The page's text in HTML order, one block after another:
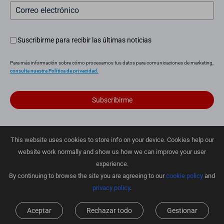
Suscribirme para recibir las últimas noticias
Para más información sobre cómo procesamos tus datos para comunicaciones de marketing,
consulta nuestra Política de privacidad.
Subscribirme
Política de privacidad|Política de cookies|Cookies Preferences
Condiciones de venta|Garantía limitada|Política de Entrega
Derechos de autor © 2025 EZVIZ Europe B.V. Todos los derechos
España-español
This website uses cookies to store info on your device. Cookies help our
website work normally and show us how we can improve your user
experience.
By continuing to browse the site you are agreeing to ourcookie policy and
privacy policy.
Gestionar
Rechazar todo
Aceptar